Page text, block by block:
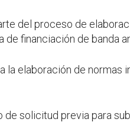
del proceso de
de financiación de banda
la elaboración de
de solicitud previa para